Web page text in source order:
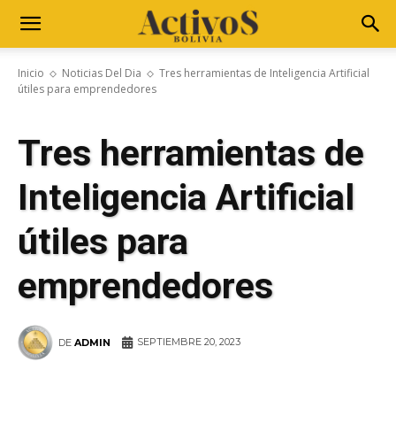
Inicio Noticias Del Dia
Tres herramientas de Inteligencia Artificial
útiles para emprendedores
Tres herramientas de
Inteligencia Artificial
útiles para
emprendedores
DE ADMIN SEPTIEMBRE 20, 2023